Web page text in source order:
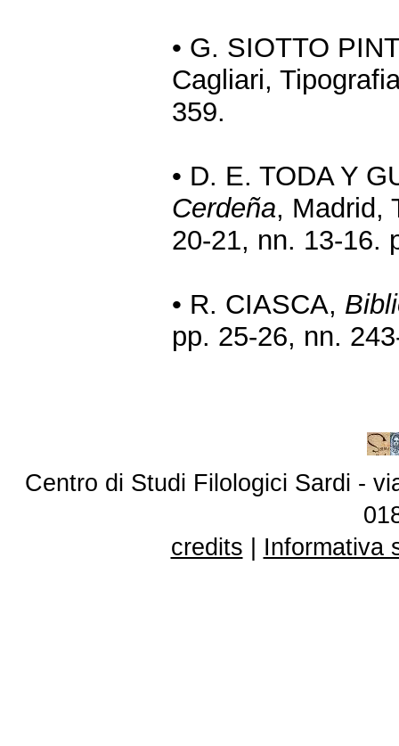
• G. SIOTTO
Cagliari,
359.
• D. E. TODA Y
Cerdeña, Madrid,
20-21, nn. 13-16.
• R. CIASCA,
pp. 25-26, nn.
Centro di Studi Filologici Sardi -
credits
Informativa